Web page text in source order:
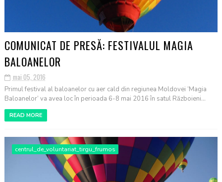
COMUNICAT DE PRESĂ: FESTIVALUL MAGIA
BALOANELOR
mai 05, 2016
Primul festival al baloanelor cu aer cald din regiunea Moldovei ‘Magia
Baloanelor’ va avea loc în perioada 6-8 mai 2016 în satul Războieni...
READ MORE
centrul_de_voluntariat_tirgu_frumos